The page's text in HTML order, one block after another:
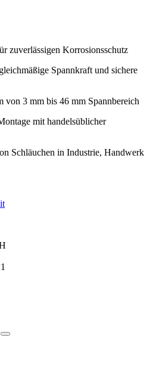
zuverlässigen Korrosionsschutz
Spannkraft und sichere
von 3 mm bis 46 mm Spannbereich
mit handelsüblicher
Schläuchen in Industrie, Handwerk